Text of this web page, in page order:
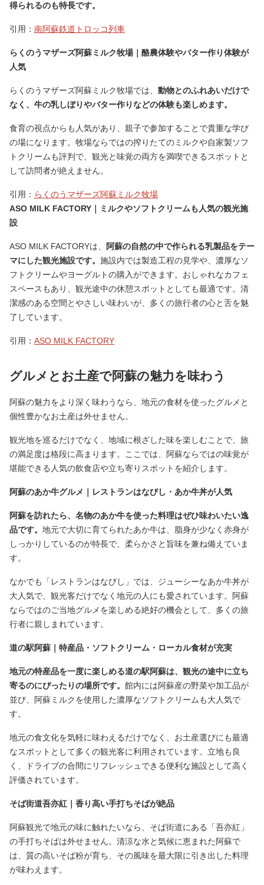
得られるのも特長です。
引用： 南阿蘇鉄道トロッコ列車
らくのうマザーズ阿蘇ミルク牧場｜酪農体験やバター作り体験が
人気
らくのうマザーズ阿蘇ミルク牧場では、 動物とのふれあいだけで
なく、牛の乳しぼりやバター作りなどの体験も楽しめます。
食育の視点からも人気があり、親子で参加することで貴重な学び
の場になります。牧場ならではの搾りたてのミルクや自家製ソフ
トクリームも評判で、観光と味覚の両方を満喫できるスポットと
して訪問者が絶えません。
引用： らくのうマザーズ阿蘇ミルク牧場
ASO MILK FACTORY｜ミルクやソフトクリームも人気の観光施
設
ASO MILK FACTORYは、
阿蘇の自然の中で作られる乳製品をテー
マにした観光施設です。 施設内では製造工程の見学や、濃厚なソ
フトクリームやヨーグルトの購入ができます。おしゃれなカフェ
スペースもあり、観光途中の休憩スポットとしても最適です。清
潔感のある空間とやさしい味わいが、多くの旅行者の心と舌を魅
了しています。
引用： ASO MILK FACTORY
グルメとお土産で阿蘇の魅力を味わう
阿蘇の魅力をより深く味わうなら、地元の食材を使ったグルメと
個性豊かなお土産は外せません。
観光地を巡るだけでなく、地域に根ざした味を楽しむことで、旅
の満足度は格段に高まります。ここでは、阿蘇ならではの味覚が
堪能できる人気の飲食店や立ち寄りスポットを紹介します。
阿蘇のあか牛グルメ｜レストランはなびし・あか牛丼が人気
阿蘇を訪れたら、名物のあか牛を使った料理はぜひ味わいたい逸
品です。 地元で大切に育てられたあか牛は、脂身が少なく赤身が
しっかりしているのが特長で、柔らかさと旨味を兼ね備えていま
す。
なかでも「レストランはなびし」では、ジューシーなあか牛丼が
大人気で、観光客だけでなく地元の人にも愛されています。阿蘇
ならではのご当地グルメを楽しめる絶好の機会として、多くの旅
行者に親しまれています。
道の駅阿蘇｜特産品・ソフトクリーム・ローカル食材が充実
地元の特産品を一度に楽しめる道の駅阿蘇は、観光の途中に立ち
寄るのにぴったりの場所です。 館内には阿蘇産の野菜や加工品が
並び、阿蘇ミルクを使用した濃厚なソフトクリームも大人気で
す。
地元の食文化を気軽に味わえるだけでなく、お土産選びにも最適
なスポットとして多くの観光客に利用されています。立地も良
く、ドライブの合間にリフレッシュできる便利な施設として高く
評価されています。
そば街道吾亦紅｜香り高い手打ちそばが絶品
阿蘇観光で地元の味に触れたいなら、そば街道にある「吾亦紅」
の手打ちそばは外せません。清涼な水と気候に恵まれた阿蘇で
は、質の高いそば粉が育ち、その風味を最大限に引き出した料理
が味わえます。